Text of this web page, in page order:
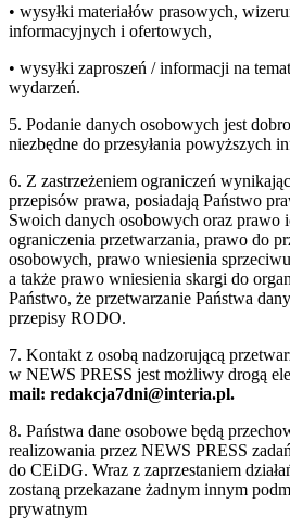
• wysyłki materiałów prasowych,
informacyjnych i ofertowych,
• wysyłki zaproszeń / informacji na
wydarzeń.
5. Podanie danych osobowych jest
niezbędne do przesyłania powyższych
6. Z zastrzeżeniem ograniczeń
przepisów prawa, posiadają Państwo
Swoich danych osobowych oraz prawo
ograniczenia przetwarzania, prawo do
osobowych, prawo wniesienia
a także prawo wniesienia skargi do
Państwo, że przetwarzanie Państwa
przepisy RODO.
7. Kontakt z osobą nadzorującą
w NEWS PRESS jest możliwy drogą
mail: redakcja7dni@interia.pl.
8. Państwa dane osobowe będą
realizowania przez NEWS PRESS
do CEiDG. Wraz z zaprzestaniem
zostaną przekazane żadnym innym
prywatnym